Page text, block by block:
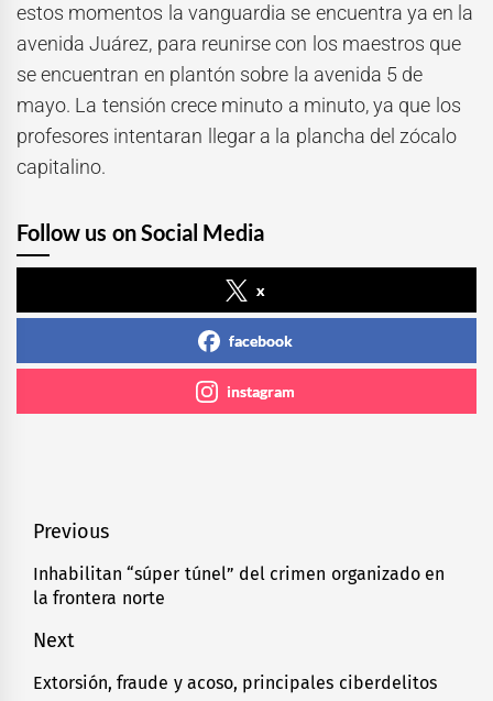
estos momentos la vanguardia se encuentra ya en la
avenida Juárez, para reunirse con los maestros que
se encuentran en plantón sobre la avenida 5 de
mayo. La tensión crece minuto a minuto, ya que los
profesores intentaran llegar a la plancha del zócalo
capitalino.
Follow us on Social Media
x
facebook
instagram
Navegación
de
entradas
Previous
Previous
post:
Inhabilitan “súper túnel” del crimen organizado en
la frontera norte
Next
Next
Extorsión, fraude y acoso, principales ciberdelitos